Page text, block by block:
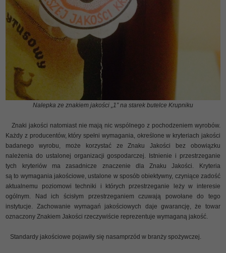
Nalepka ze znakiem jakości „1” na starek butelce Krupniku
Znaki jakości natomiast nie mają nic wspólnego z pochodzeniem wyrobów.
Każdy z producentów, który spełni wymagania, określone w kryteriach jakości
badanego wyrobu, może korzystać ze Znaku Jakości bez obowiązku
należenia do ustalonej organizacji gospodarczej. Istnienie i przestrzeganie
tych kryteriów ma zasadnicze znaczenie dla Znaku Jakości. Kryteria
są to wymagania jakościowe, ustalone w sposób obiektywny, czyniące zadość
aktualnemu poziomowi techniki i których przestrzeganie leży w interesie
ogólnym. Nad ich ścisłym przestrzeganiem czuwają powołane do tego
instytucje. Zachowanie wymagań jakościowych daje gwarancję, że towar
oznaczony Znakiem Jakości rzeczywiście reprezentuje wymaganą jakość.
Standardy jakościowe pojawiły się nasamprzód w branży spożywczej.